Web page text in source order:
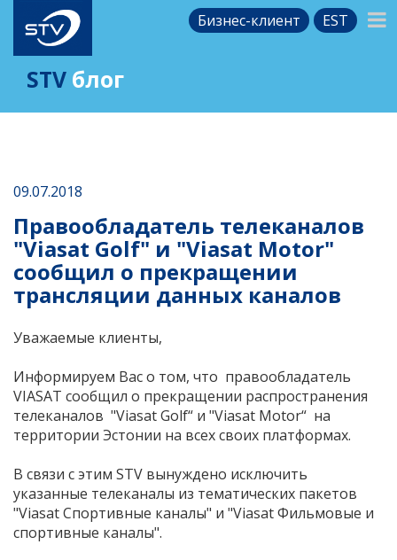
Бизнес-клиент EST
STV блог
09.07.2018
Правообладатель телеканалов
"Viasat Golf" и "Viasat Motor"
сообщил о прекращении
трансляции данных каналов
Уважаемые клиенты,
Информируем Вас о том, что правообладатель
VIASAT сообщил о прекращении распространения
телеканалов "Viasat Golf“ и "Viasat Motor“ на
территории Эстонии на всех своих платформах.
В связи с этим STV вынуждено исключить
указанные телеканалы из тематических пакетов
"Viasat Спортивные каналы" и "Viasat Фильмовые и
спортивные каналы".